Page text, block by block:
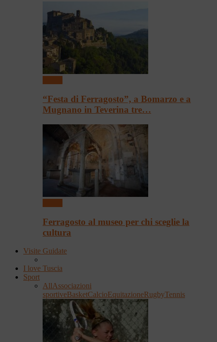
“Festa di Ferragosto”, a Bomarzo e a
Mugnano in Teverina tre…
Ferragosto al museo per chi sceglie la
cultura
Visite Guidate
I love Tuscia
Sport
AllAssociazioni
sportiveBasketCalcioEquitazioneRugbyTennis